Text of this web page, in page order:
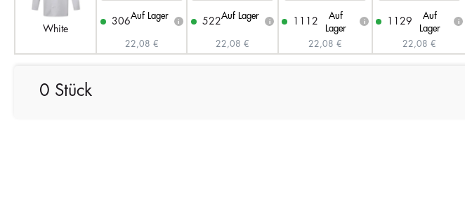
White
306
Auf Lager
i
22,08 €
522
Auf Lager
i
22,08 €
1112
Auf
Lager
i
22,08 €
1129
Auf
Lager
i
22,08 €
0 Stück